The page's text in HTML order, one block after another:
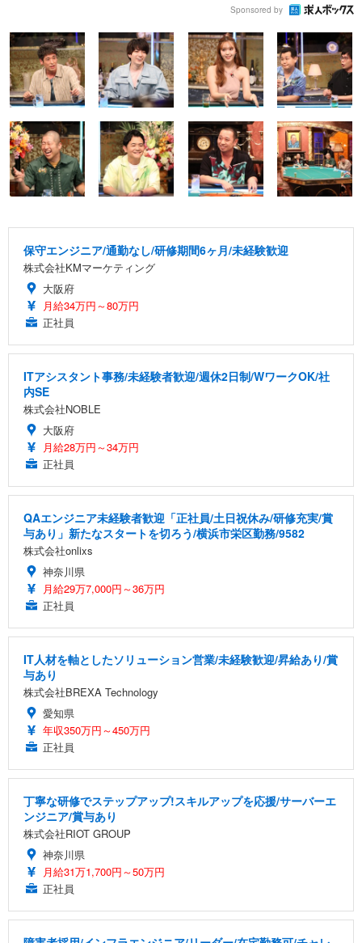
Sponsored by
保守エンジニア/通勤なし/研修期間6ヶ月/未経験歓迎
株式会社KMマーケティング
大阪府
月給34万円～80万円
正社員
ITアシスタント事務/未経験者歓迎/週休2日制/WワークOK/社
内SE
株式会社NOBLE
大阪府
月給28万円～34万円
正社員
QAエンジニア未経験者歓迎「正社員/土日祝休み/研修充実/賞
与あり」新たなスタートを切ろう/横浜市栄区勤務/9582
株式会社onlixs
神奈川県
月給29万7,000円～36万円
正社員
IT人材を軸としたソリューション営業/未経験歓迎/昇給あり/賞
与あり
株式会社BREXA Technology
愛知県
年収350万円～450万円
正社員
丁寧な研修でステップアップ!スキルアップを応援/サーバーエ
ンジニア/賞与あり
株式会社RIOT GROUP
神奈川県
月給31万1,700円～50万円
正社員